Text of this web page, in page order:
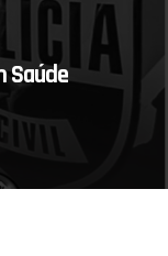
Saúde